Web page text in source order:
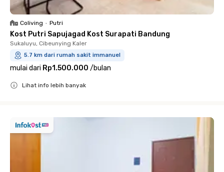
Coliving • Putri
Kost Putri Sapujagad Kost Surapati Bandung
Sukaluyu, Cibeunying Kaler
5.7 km dari rumah sakit immanuel
mulai dari Rp1.500.000 /bulan
Lihat info lebih banyak